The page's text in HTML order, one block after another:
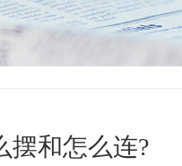
摆和怎么连?